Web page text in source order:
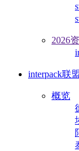
2026
interpack联
概览